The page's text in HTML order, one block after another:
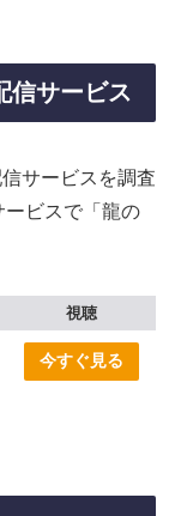
信サービス
サービスを調査
ービスで「龍の
視聴
今すぐ見る